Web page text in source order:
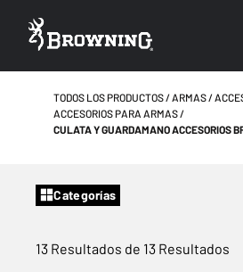
TODOS LOS PRODUCTOS ARMAS
ACCESORIOS PARA ARMAS
CULATA Y GUARDAMANO ACCESORIOS
Categorías
13 Resultados de 13 Resultados